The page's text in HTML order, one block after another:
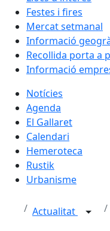
Festes i fires
Mercat setmanal
Informació
Recollida porta a
Informació
Notícies
Agenda
El Gallaret
Calendari
Hemeroteca
Rustik
Urbanisme
Actualitat